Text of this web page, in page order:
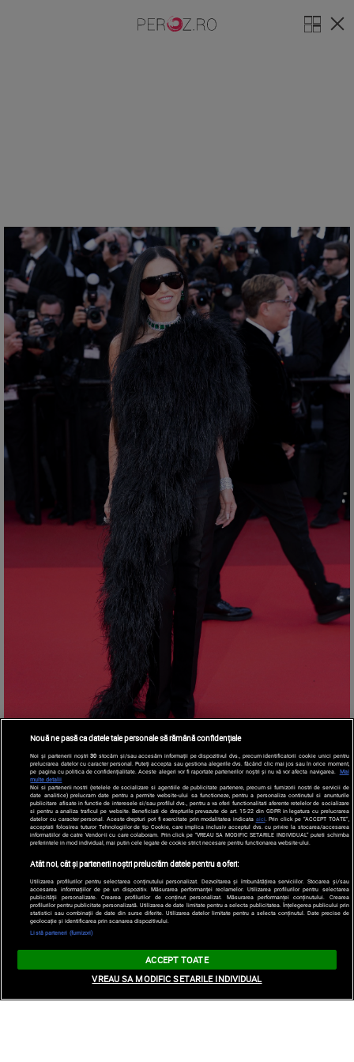
Nouă ne pasă ca datele tale personale să rămână confidențiale
Noi și partenerii noștri30 stocăm și/sau accesăm informații pe dispozitivul dvs., precum identificatorii cookie unici pentru
prelucrarea datelor cu caracter personal. Puteți accepta sau gestiona alegerile dvs. făcând clic mai jos sau în orice moment,
pe pagina cu politica de confidențialitate. Aceste alegeri vor fi raportate partenerilor noștri și nu vă vor afecta navigarea.
Mai
multe detalii
Noi si partenerii nostri (retelele de socializare si agentiile de publicitate partenere, precum si furnizorii nostri de servicii de
date analitice) prelucram date pentru a permite website-ului sa functioneze, pentru a personaliza continutul si anunturile
publicitare afisate in functie de interesele si/sau profilul dvs., pentru a va oferi functionalitati aferente retelelor de socializare
si pentru a analiza traficul pe website. Beneficiati de drepturile prevazute de art. 15-22 din GDPR in legatura cu prelucrarea
datelor cu caracter personal. Aceste drepturi pot fi exercitate prin modalitatea indicata aici. Prin click pe “ACCEPT TOATE”,
acceptati folosirea tuturor Tehnologiilor de tip Cookie, care implica inclusiv acceptul dvs. cu privire la stocarea/accesarea
informatiilor de catre Vendor-ii cu care colaboram. Prin click pe “VREAU SA MODIFIC SETARILE INDIVIDUAL” puteti schimba
preferintele in mod individual, mai putin cele legate de cookie strict necesare pentru functionarea website-ului.
Atât noi, cât și partenerii noștri prelucrăm datele pentru a oferi:
Utilizarea profilurilor pentru selectarea conținutului personalizat. Dezvoltarea și îmbunătățirea serviciilor. Stocarea și/sau
accesarea informațiilor de pe un dispozitiv. Măsurarea performanței reclamelor. Utilizarea profilurilor pentru selectarea
publicității personalizate. Crearea profilurilor de conținut personalizat. Măsurarea performanței conținutului. Crearea
profilurilor pentru publicitate personalizată. Utilizarea de date limitate pentru a selecta publicitatea. Înțelegerea publicului prin
statistici sau combinații de date din surse diferite. Utilizarea datelor limitate pentru a selecta conținutul. Date precise de
geolocație și identificarea prin scanarea dispozitivului.
Listă parteneri (furnizori)
ACCEPT TOATE
VREAU SA MODIFIC SETARILE INDIVIDUAL